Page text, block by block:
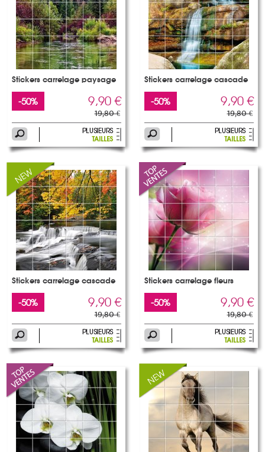
Stickers carrelage paysage
-50% 9,90 €
19,80 €
Stickers carrelage cascade
-50% 9,90 €
19,80 €
Stickers carrelage cascade
-50% 9,90 €
19,80 €
Stickers carrelage fleurs
-50% 9,90 €
19,80 €